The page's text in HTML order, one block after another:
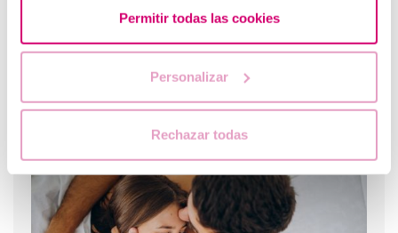
Permitir todas las cookies
Personalizar
Rechazar todas
Tinc una baixa reserva ovàrica, algú m'ho pot explicar?